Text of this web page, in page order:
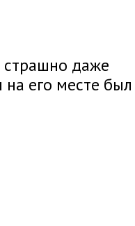
страшно даже
его месте был